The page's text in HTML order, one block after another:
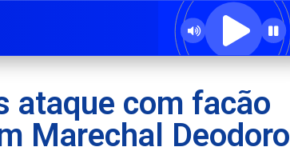
ataque com facão
Marechal Deodoro